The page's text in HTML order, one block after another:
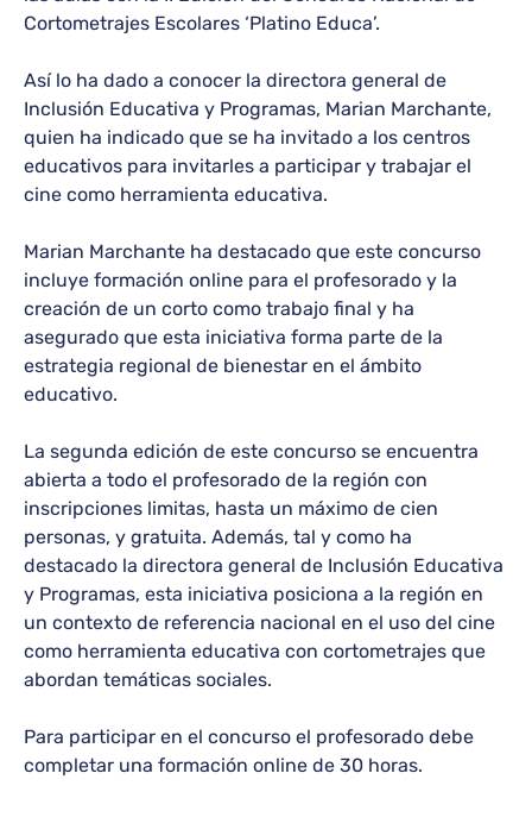
Cortometrajes Escolares ‘Platino Educa’.
Así lo ha dado a conocer la directora general de
Inclusión Educativa y Programas, Marian Marchante,
quien ha indicado que se ha invitado a los centros
educativos para invitarles a participar y trabajar el
cine como herramienta educativa.
Marian Marchante ha destacado que este concurso
incluye formación online para el profesorado y la
creación de un corto como trabajo final y ha
asegurado que esta iniciativa forma parte de la
estrategia regional de bienestar en el ámbito
educativo.
La segunda edición de este concurso se encuentra
abierta a todo el profesorado de la región con
inscripciones limitas, hasta un máximo de cien
personas, y gratuita. Además, tal y como ha
destacado la directora general de Inclusión Educativa
y Programas, esta iniciativa posiciona a la región en
un contexto de referencia nacional en el uso del cine
como herramienta educativa con cortometrajes que
abordan temáticas sociales.
Para participar en el concurso el profesorado debe
completar una formación online de 30 horas.